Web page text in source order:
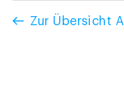
Zur Übersicht